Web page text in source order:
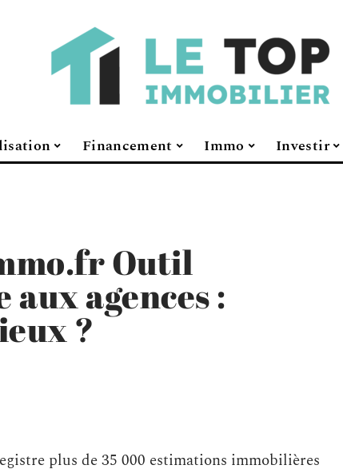
Financement Immo Investir
Outil
agences :
?
plus de 35 000 estimations immobilières